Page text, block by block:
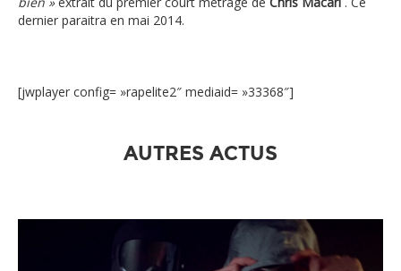
dernier paraitra en mai 2014.
[jwplayer config= »rapelite2″ mediaid= »33368″]
AUTRES ACTUS